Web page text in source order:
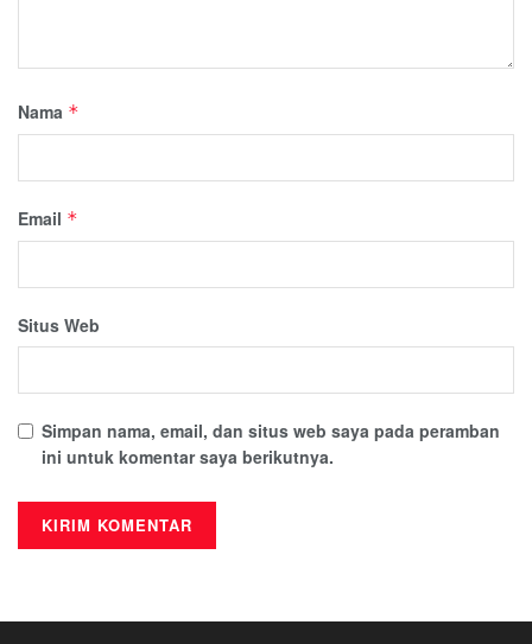
Nama *
Email *
Situs Web
Simpan nama, email, dan situs web saya pada peramban
ini untuk komentar saya berikutnya.